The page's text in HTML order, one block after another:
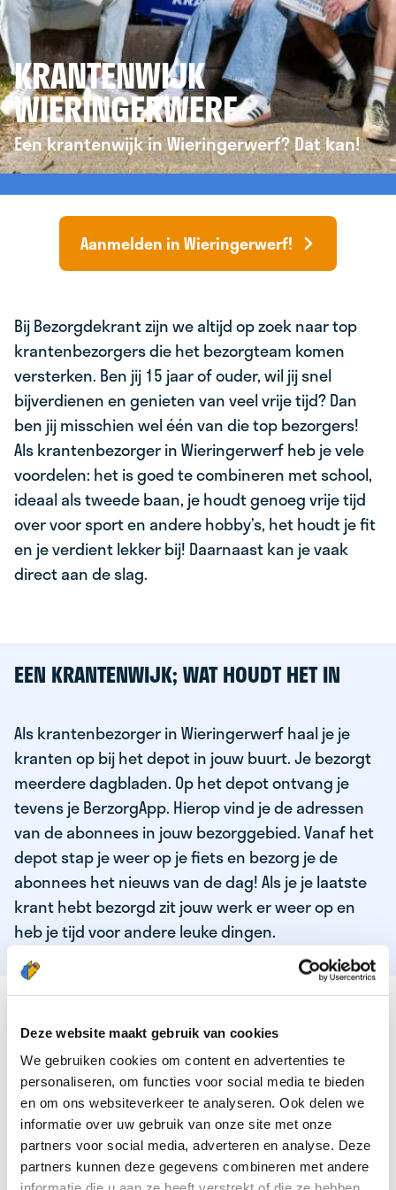
Deze website maakt gebruik van cookies
We gebruiken cookies om content en advertenties te
personaliseren, om functies voor social media te bieden
en om ons websiteverkeer te analyseren. Ook delen we
informatie over uw gebruik van onze site met onze
partners voor social media, adverteren en analyse. Deze
partners kunnen deze gegevens combineren met andere
KRANTENWIJK
WIERINGERWERF
Een krantenwijk in Wieringerwerf? Dat kan!
Aanmelden in Wieringerwerf!
Bij Bezorgdekrant zijn we altijd op zoek naar top
krantenbezorgers die het bezorgteam komen
versterken. Ben jij 15 jaar of ouder, wil jij snel
bijverdienen en genieten van veel vrije tijd? Dan
ben jij misschien wel één van die top bezorgers!
Als krantenbezorger in Wieringerwerf heb je vele
voordelen: het is goed te combineren met school,
ideaal als tweede baan, je houdt genoeg vrije tijd
over voor sport en andere hobby’s, het houdt je fit
en je verdient lekker bij! Daarnaast kan je vaak
direct aan de slag.
EEN KRANTENWIJK; WAT HOUDT HET IN
Als krantenbezorger in Wieringerwerf haal je je
kranten op bij het depot in jouw buurt. Je bezorgt
meerdere dagbladen. Op het depot ontvang je
tevens je BerzorgApp. Hierop vind je de adressen
van de abonnees in jouw bezorggebied. Vanaf het
depot stap je weer op je fiets en bezorg je de
abonnees het nieuws van de dag! Als je je laatste
krant hebt bezorgd zit jouw werk er weer op en
heb je tijd voor andere leuke dingen.
DEZE KWALITEITEN HEEFT ONZE TOP
KRANTENBEZORGER
Je bent verantwoordelijk en zelfstandig
Je houdt van lekker bewegen in de frisse lucht
Je houdt vooral van fijn werk dat lekker bijverdient!
Je wordt blij van het bezorgen van het laatste nieuws